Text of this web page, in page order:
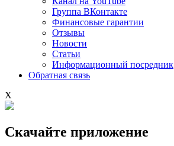
Группа ВКонтакте
Финансовые гарантии
Отзывы
Новости
Статьи
Информационный посредник
Обратная связь
X
Скачайте приложение